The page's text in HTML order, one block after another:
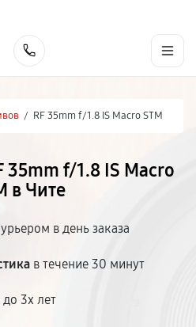
/ RF 35mm f/1.8 IS Macro STM
35mm f/1.8 IS Macro
в Чите
в день заказа
в течение 30 минут
3х лет